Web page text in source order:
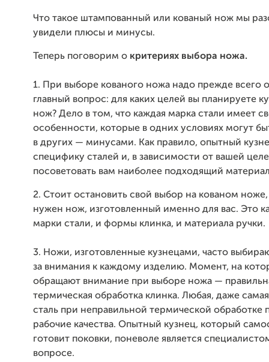
Что такое штампованный или кованый нож мы
увидели плюсы и минусы.
Теперь поговорим о критериях выбора ножа.
1. При выборе кованого ножа надо прежде всего
главный вопрос: для каких целей вы планируете
нож? Дело в том, что каждая марка стали имеет
особенности, которые в одних условиях могут
в других — минусами. Как правило, опытный
специфику сталей и, в зависимости от вашей
посоветовать вам наиболее подходящий
2. Стоит остановить свой выбор на кованом
нужен нож, изготовленный именно для вас. Это
марки стали, и формы клинка, и материала ручки.
3. Ножи, изготовленные кузнецами, часто
за внимания к каждому изделию. Момент, на
обращают внимание при выборе ножа —
термическая обработка клинка. Любая, даже
сталь при неправильной термической обработке
рабочие качества. Опытный кузнец, который
готовит поковки, поневоле является
вопросе.